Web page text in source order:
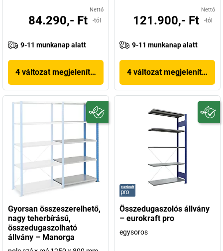
Nettó
84.290,- Ft -tól
9-11 munkanap alatt
4 változat megjelenítése
Nettó
121.900,- Ft -tól
9-11 munkanap alatt
4 változat megjelenítése
Gyorsan összeszerelhető,
nagy teherbírású,
összedugaszolható
állvány – Manorga
Összedugaszolós állvány
– eurokraft pro
egysoros